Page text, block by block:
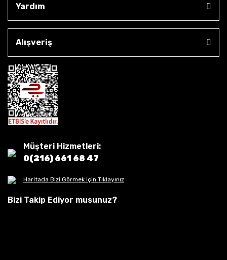
Yardım
Alışveriş
Müşteri Hizmetleri:
0(216) 661 68 47
Haritada Bizi Görmek için Tıklayınız
Bizi Takip Ediyor musunuz?